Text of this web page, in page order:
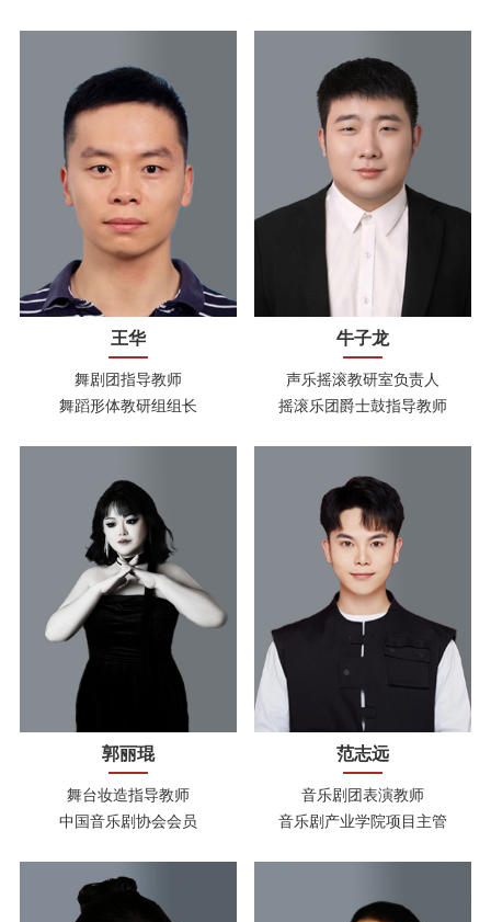
王华
舞剧团指导教师
舞蹈形体教研组组长
牛子龙
声乐摇滚教研室负责人
摇滚乐团爵士鼓指导教师
郭丽琨
舞台妆造指导教师
中国音乐剧协会会员
范志远
音乐剧团表演教师
音乐剧产业学院项目主管